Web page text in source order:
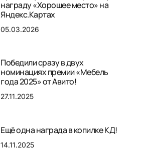
награду «Хорошее место» на
Яндекс.Картах
05.03.2026
Победили сразу в двух
номинациях премии «Мебель
года 2025» от Авито!
27.11.2025
Ещё одна награда в копилке КД!
14.11.2025